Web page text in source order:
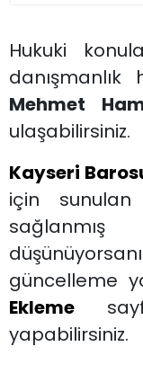
Hukuki
Mehmet
ulaşabilirsiniz.
Kayseri
için
güncelleme
Ekleme
yapabilirsiniz.